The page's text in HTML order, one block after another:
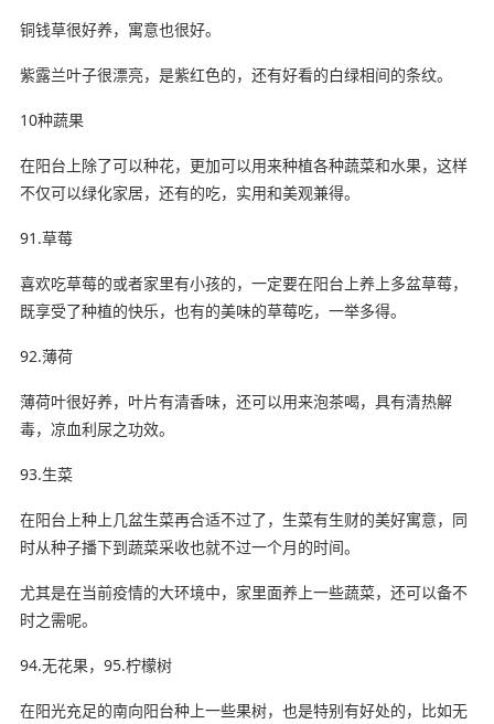
铜钱草很好养，寓意也很好。
紫露兰叶子很漂亮，是紫红色的，还有好看的白绿相间的条纹。
10种蔬果
在阳台上除了可以种花，更加可以用来种植各种蔬菜和水果，这样
不仅可以绿化家居，还有的吃，实用和美观兼得。
91.草莓
喜欢吃草莓的或者家里有小孩的，一定要在阳台上养上多盆草莓，
既享受了种植的快乐，也有的美味的草莓吃，一举多得。
92.薄荷
薄荷叶很好养，叶片有清香味，还可以用来泡茶喝，具有清热解
毒，凉血利尿之功效。
93.生菜
在阳台上种上几盆生菜再合适不过了，生菜有生财的美好寓意，同
时从种子播下到蔬菜采收也就不过一个月的时间。
尤其是在当前疫情的大环境中，家里面养上一些蔬菜，还可以备不
时之需呢。
94.无花果，95.柠檬树
在阳光充足的南向阳台种上一些果树，也是特别有好处的，比如无